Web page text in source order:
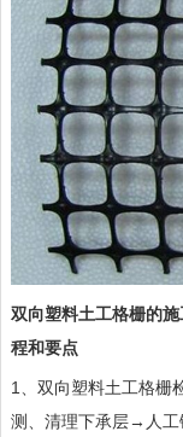
双向塑料土工格栅的施
程和要点
1、 双向塑料土工格栅
测、清理下承层→人工